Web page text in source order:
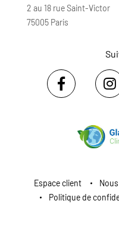
2 au 18 rue Saint-Victor
75005 Paris
Espace client
Politique de